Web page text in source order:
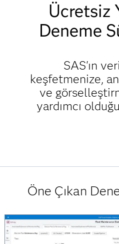
Ücretsiz
Deneme
SAS'ın
keşfetmenize,
ve
yardımcı
Öne Çıkan